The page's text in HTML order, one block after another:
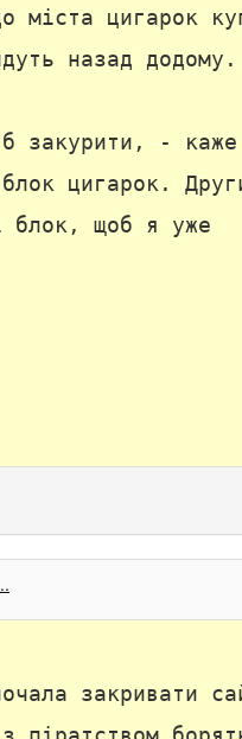
міста цигарок
назад
закурити, - каже
цигарок.
блок, щоб я уже
закривати